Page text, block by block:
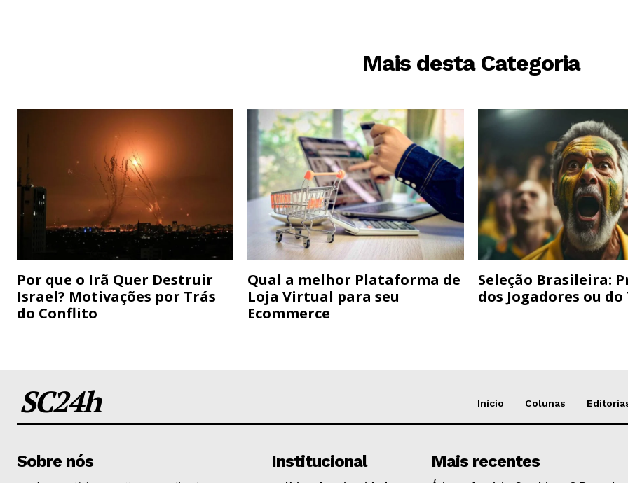
Mais desta Categoria
Por que o Irã Quer Destruir
Israel? Motivações por Trás
do Conflito
Qual a melhor Plataforma de
Loja Virtual para seu
Ecommerce
Seleção Brasileira:
dos Jogadores ou do
SC24h Início Colunas
Sobre nós Institucional Mais recentes